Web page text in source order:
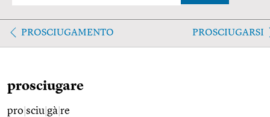
PROSCIUGAMENTO PROSCIUGARSI
prosciugare
pro sciu gà re